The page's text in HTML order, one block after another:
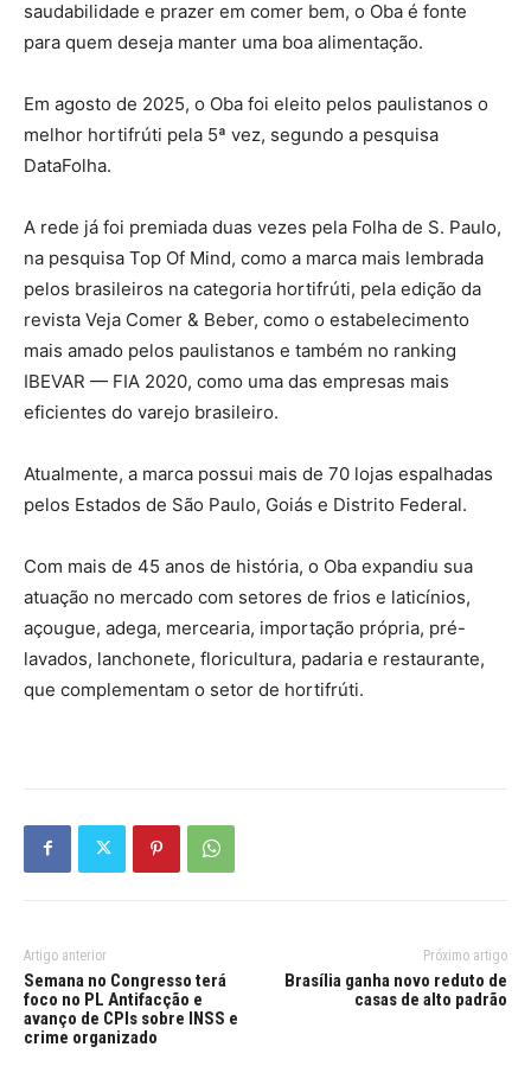
saudabilidade e prazer em comer bem, o Oba é fonte
para quem deseja manter uma boa alimentação.
Em agosto de 2025, o Oba foi eleito pelos paulistanos o
melhor hortifrúti pela 5ª vez, segundo a pesquisa
DataFolha.
A rede já foi premiada duas vezes pela Folha de S. Paulo,
na pesquisa Top Of Mind, como a marca mais lembrada
pelos brasileiros na categoria hortifrúti, pela edição da
revista Veja Comer & Beber, como o estabelecimento
mais amado pelos paulistanos e também no ranking
IBEVAR — FIA 2020, como uma das empresas mais
eficientes do varejo brasileiro.
Atualmente, a marca possui mais de 70 lojas espalhadas
pelos Estados de São Paulo, Goiás e Distrito Federal.
Com mais de 45 anos de história, o Oba expandiu sua
atuação no mercado com setores de frios e laticínios,
açougue, adega, mercearia, importação própria, pré-
lavados, lanchonete, floricultura, padaria e restaurante,
que complementam o setor de hortifrúti.
Artigo anterior
Semana no Congresso terá
foco no PL Antifacção e
avanço de CPIs sobre INSS e
crime organizado
Próximo artigo
Brasília ganha novo reduto de
casas de alto padrão